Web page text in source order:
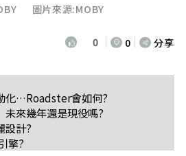
圖片來源:MOBY
0 0 分享
化…Roadster會如何?
來幾年還是現役嗎?
設計?
擎?